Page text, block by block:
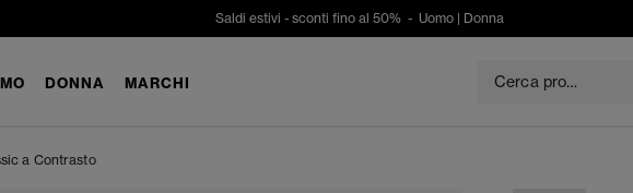
Saldi estivi - sconti fino al 50% - Uomo | Donna
DONNA MARCHI
a Contrasto